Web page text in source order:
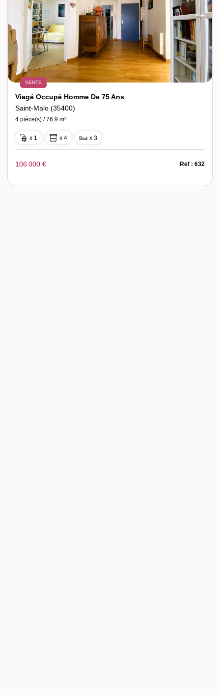
VENTE
Viagé Occupé Homme De 75 Ans
Saint-Malo (35400)
4 pièce(s) / 76.9 m²
x 1 x 4 x 3
106 000 € Ref : 632